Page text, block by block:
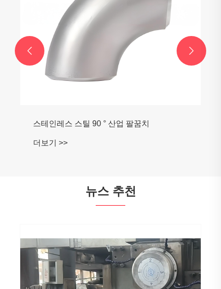
스테인레스 스틸 90 ° 산업 팔꿈치
더보기 >>
 
뉴스 추천